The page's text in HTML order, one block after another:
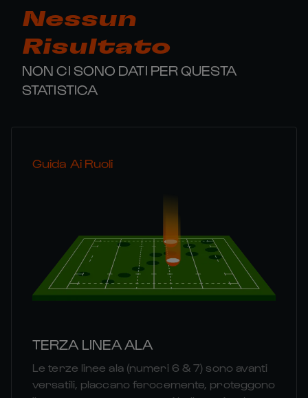
Nessun
Risultato
NON CI SONO DATI PER QUESTA
STATISTICA
Guida Ai Ruoli
TERZA LINEA ALA
Le terze linee ala (numeri 6 & 7) sono avanti
versatili, placcano ferocemente, proteggono